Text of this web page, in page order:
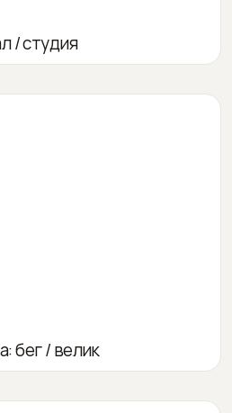
/ студия
бег / велик